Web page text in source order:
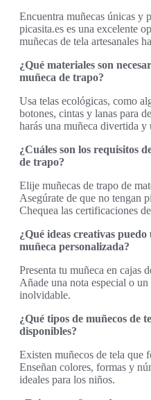
Encuentra muñecas únicas y
picasita.es es una excelente
muñecas de tela artesanales
¿Qué materiales son
muñeca de trapo?
Usa telas ecológicas, como
botones, cintas y lanas para
harás una muñeca divertida y
¿Cuáles son los requisitos
de trapo?
Elije muñecas de trapo de
Asegúrate de que no tengan
Chequea las certificaciones
¿Qué ideas creativas
muñeca personalizada?
Presenta tu muñeca en cajas
Añade una nota especial o
inolvidable.
¿Qué tipos de muñecos de
disponibles?
Existen muñecos de tela que
Enseñan colores, formas y
ideales para los niños.